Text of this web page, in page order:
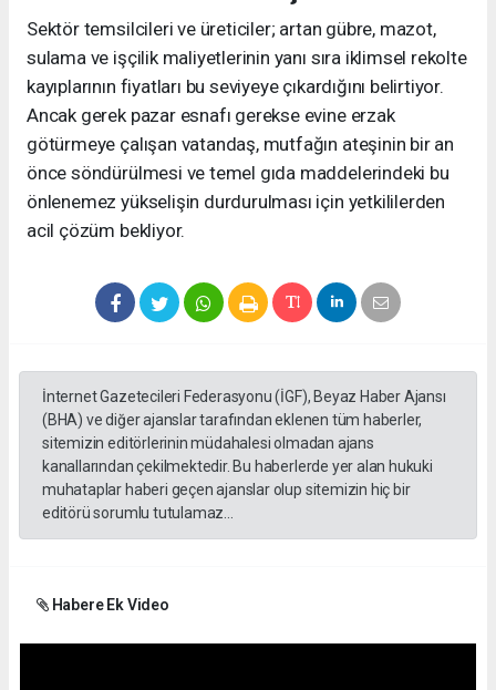
Sektör temsilcileri ve üreticiler; artan gübre, mazot,
sulama ve işçilik maliyetlerinin yanı sıra iklimsel rekolte
kayıplarının fiyatları bu seviyeye çıkardığını belirtiyor.
Ancak gerek pazar esnafı gerekse evine erzak
götürmeye çalışan vatandaş, mutfağın ateşinin bir an
önce söndürülmesi ve temel gıda maddelerindeki bu
önlenemez yükselişin durdurulması için yetkililerden
acil çözüm bekliyor.
İnternet Gazetecileri Federasyonu (İGF), Beyaz Haber Ajansı
(BHA) ve diğer ajanslar tarafından eklenen tüm haberler,
sitemizin editörlerinin müdahalesi olmadan ajans
kanallarından çekilmektedir. Bu haberlerde yer alan hukuki
muhataplar haberi geçen ajanslar olup sitemizin hiç bir
editörü sorumlu tutulamaz...
Habere Ek Video